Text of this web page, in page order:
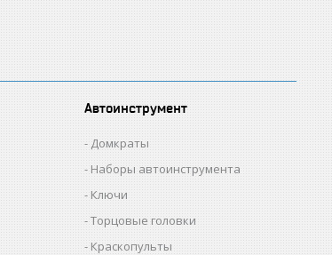
Автоинструмент
Домкраты
Наборы автоинструмента
Ключи
Торцовые головки
Краскопульты